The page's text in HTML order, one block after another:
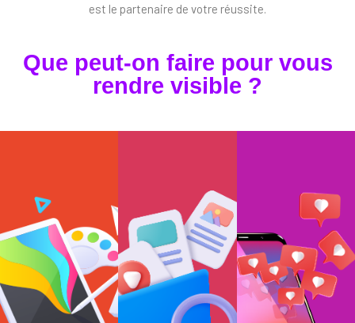
est le partenaire de votre réussite.
Que peut-on faire pour vous
rendre visible ?